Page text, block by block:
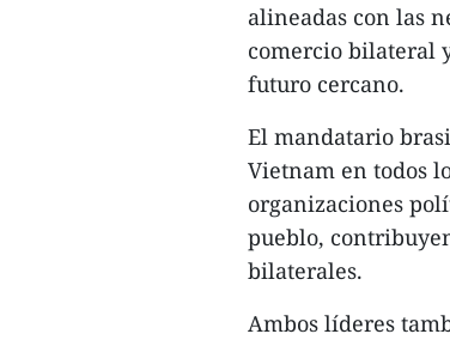
alineadas con las
comercio bilateral
futuro cercano.
El mandatario
Vietnam en todos
organizaciones
pueblo,
bilaterales.
Ambos líderes